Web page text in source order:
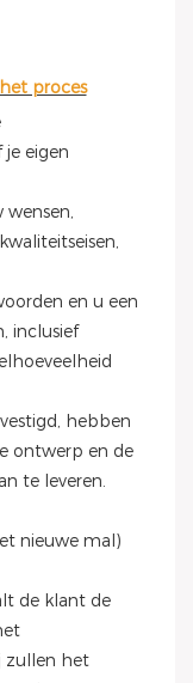
proces
eigen
inclusief
ontwerp en de
te leveren.
zullen het